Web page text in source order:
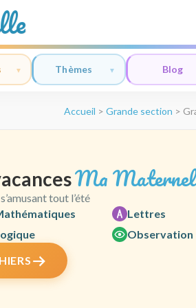
Thèmes Blog
Accueil > Grande section >
Ma
tout l’été
Lettres
Observation